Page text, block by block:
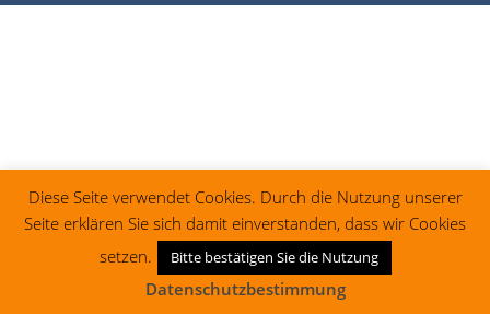
Diese Seite verwendet Cookies. Durch die Nutzung unserer
Seite erklären Sie sich damit einverstanden, dass wir Cookies
setzen.
Bitte bestätigen Sie die Nutzung
Datenschutzbestimmung